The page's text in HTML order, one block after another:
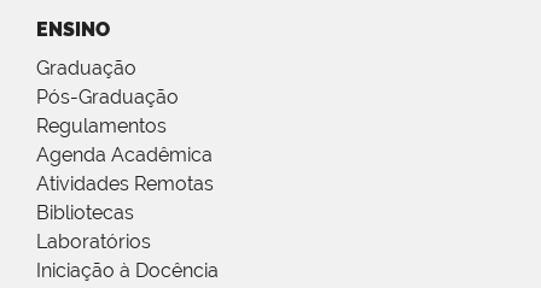
ENSINO
Graduação
Pós-Graduação
Regulamentos
Agenda Acadêmica
Atividades Remotas
Bibliotecas
Laboratórios
Iniciação à Docência